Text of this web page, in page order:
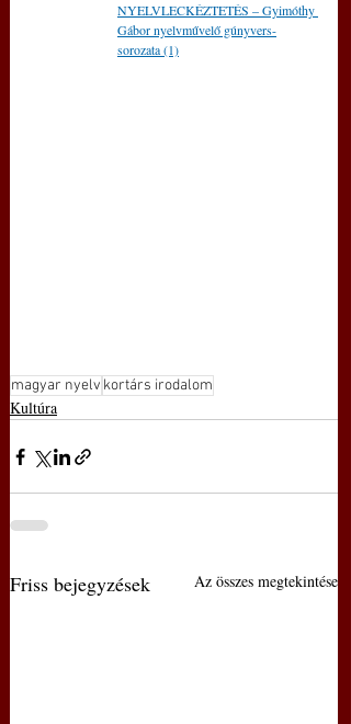
NYELVLECKÉZTETÉS – Gyimóthy
Gábor nyelvművelő gúnyvers-
sorozata (1)
magyar nyelv kortárs irodalom
Kultúra
Friss bejegyzések Az összes megtekintése